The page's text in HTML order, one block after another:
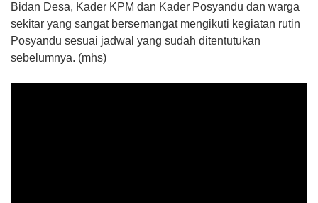
Bidan Desa, Kader KPM dan Kader Posyandu dan warga
sekitar yang sangat bersemangat mengikuti kegiatan rutin
Posyandu sesuai jadwal yang sudah ditentutukan
sebelumnya. (mhs)